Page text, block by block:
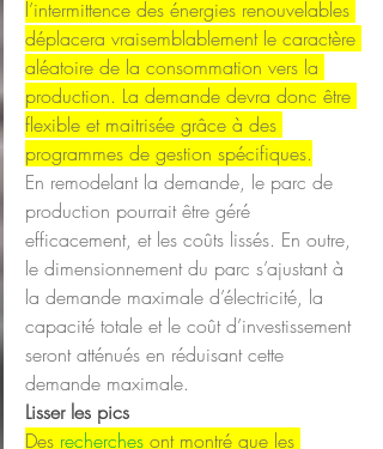
l’intermittence des énergies renouvelables
déplacera vraisemblablement le caractère
aléatoire de la consommation vers la
production. La demande devra donc être
flexible et maitrisée grâce à des
programmes de gestion spécifiques.
En remodelant la demande, le parc de
production pourrait être géré
efficacement, et les coûts lissés. En outre,
le dimensionnement du parc s’ajustant à
la demande maximale d’électricité, la
capacité totale et le coût d’investissement
seront atténués en réduisant cette
demande maximale.
Lisser les pics
Des recherches ont montré que les